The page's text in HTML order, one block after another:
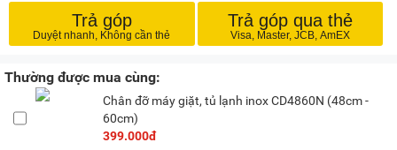
Trả góp Trả góp qua thẻ
Thường được mua cùng:
Chân đỡ máy giặt, tủ lạnh inox CD4860N (48cm -
60cm)
399.000đ